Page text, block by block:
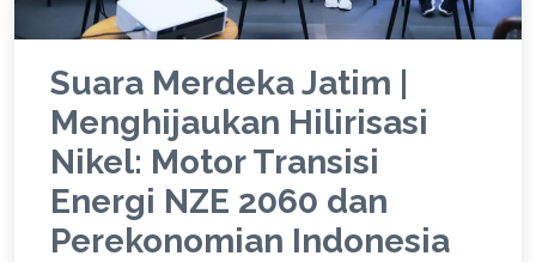
Suara Merdeka Jatim |
Menghijaukan Hilirisasi
Nikel: Motor Transisi
Energi NZE 2060 dan
Perekonomian Indonesia